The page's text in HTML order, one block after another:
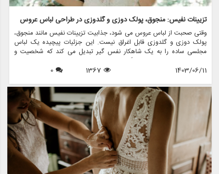
تزیینات نفیس: منجوق، پولک دوزی و گلدوزی در طراحی لباس عروس
وقتی صحبت از لباس عروس می شود، جذابیت تزیینات نفیس مانند منجوق،
پولک دوزی و گلدوزی قابل اغراق نیست. این جزئیات پیچیده یک لباس
مجلسی ساده را به یک شاهکار نفس گیر تبدیل می کند که شخصیت و
استایل عروس را در بر می گیرد. در این مقاله، دنیای فریبنده تزیینات در
طراحی لباس عروس را بررسی خواهیم کرد و اهمیت، تکنیک ها و نحوه
کنیم.
1403/06/11
1367
0